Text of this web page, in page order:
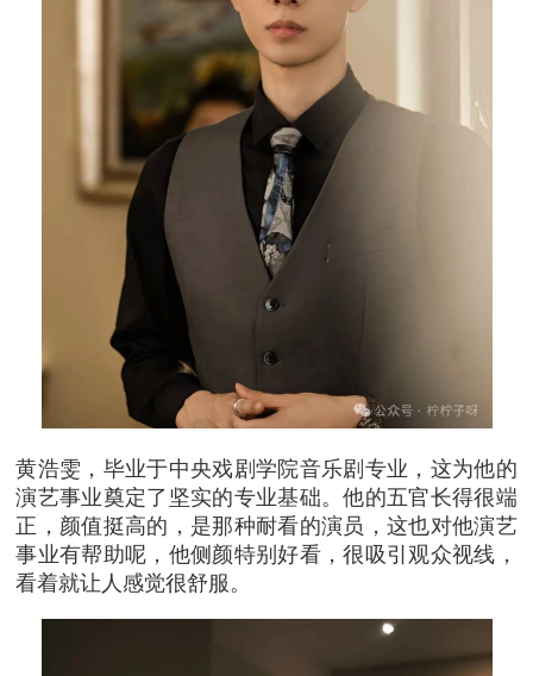
黄浩雯，毕业于中央戏剧学院音乐剧专业，这为他的
演艺事业奠定了坚实的专业基础。他的五官长得很端
正，颜值挺高的，是那种耐看的演员，这也对他演艺
事业有帮助呢，他侧颜特别好看，很吸引观众视线，
看着就让人感觉很舒服。